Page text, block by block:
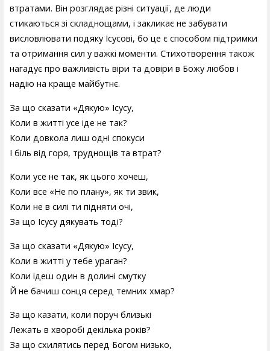
втратами. Він розглядає різні ситуації, де люди
стикаються зі складнощами, і закликає не забувати
висловлювати подяку Ісусові, бо це є способом підтримки
та отримання сил у важкі моменти. Стихотворення також
нагадує про важливість віри та довіри в Божу любов і
надію на краще майбутнє.
За що сказати «Дякую» Ісусу,
Коли в житті усе іде не так?
Коли довкола лиш одні спокуси
І біль від горя, труднощів та втрат?
Коли усе не так, як цього хочеш,
Коли все «Не по плану», як ти звик,
Коли не в силі ти підняти очі,
За що Ісусу дякувать тоді?
За що сказати «Дякую» Ісусу,
Коли в житті у тебе ураган?
Коли ідеш один в долині смутку
Й не бачиш сонця серед темних хмар?
За що казати, коли поруч близькі
Лежать в хворобі декілька років?
За що схилятись перед Богом низько,